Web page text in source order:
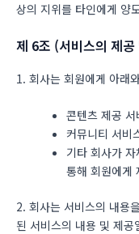
상의 지위를 타인에게 양
제 6조 (서비스의 제공
1. 회사는 회원에게 아래
콘텐츠 제공 서
커뮤니티 서비
기타 회사가
통해 회원에게
2. 회사는 서비스의 내용
된 서비스의 내용 및 제공